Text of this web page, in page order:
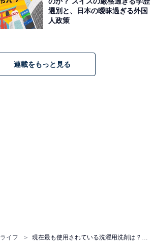
ライフ 現在最も使用されている洗濯用洗剤は？ 3位は「ワイドハイター」、2位は「アリエール」、1位は……
選別と、日本の曖昧過ぎる外国
人政策
連載をもっと見る